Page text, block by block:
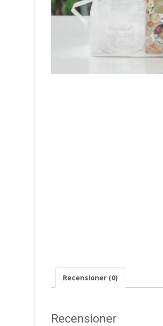
Recensioner (0)
Recensioner